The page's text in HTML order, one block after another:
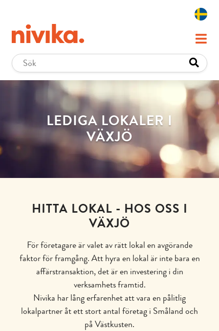
LEDIGA LOKALER I
VÄXJÖ
HITTA LOKAL - HOS OSS I
VÄXJÖ
För företagare är valet av rätt lokal en avgörande
faktor för framgång. Att hyra en lokal är inte bara en
affärstransaktion, det är en investering i din
verksamhets framtid.
Nivika har lång erfarenhet att vara en pålitlig
lokalpartner åt ett stort antal företag i Småland och
på Västkusten.